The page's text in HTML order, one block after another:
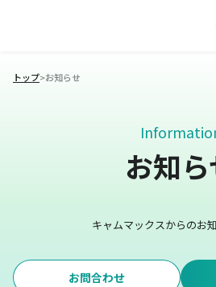
トップ>お知らせ
お知
キャムマックスからのお知
お問合わせ